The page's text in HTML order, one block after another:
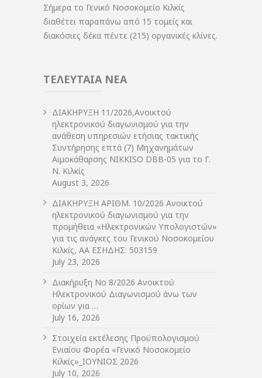
Σήμερα το Γενικό Νοσοκομείο Κιλκίς
διαθέτει παραπάνω από 15 τομείς και
διακόσιες δέκα πέντε (215) οργανικές κλίνες.
ΤΕΛΕΥΤΑΙΑ ΝΕΑ
ΔIΑΚΗΡΥΞΗ 11/2026,Ανοικτού
ηλεκτρονικού διαγωνισμού για την
ανάθεση υπηρεσιών ετήσιας τακτικής
Συντήρησης επτά (7) Μηχανημάτων
Αιμοκάθαρσης NIKKISO DBB-05 για το Γ.
Ν. Κιλκίς
August 3, 2026
ΔIΑΚΗΡΥΞΗ ΑΡIΘΜ. 10/2026 Ανοικτού
ηλεκτρονικού διαγωνισμού για την
προμήθεια «Ηλεκτρονικών Υπολογιστών»
για τις ανάγκες του Γενικού Νοσοκομείου
Κιλκίς, ΑΑ ΕΣΗΔΗΣ: 503159
July 23, 2026
Διακήρυξη Νο 8/2026 Ανοικτού
Ηλεκτρονικού Διαγωνισμού άνω των
ορίων για …
July 16, 2026
Στοιχεία εκτέλεσης Προϋπολογισμού
Ενιαίου Φορέα «Γενικό Νοσοκομείο
Κιλκίς»_ΙΟΥΝΙΟΣ 2026
July 10, 2026